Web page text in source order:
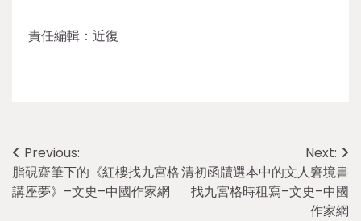
責任編輯：近復
Post
navigation
Previous:
脂硯齋筆下的《紅樓找九宮格
講座夢》–文史–中國作家網
Next:
清初函牘選本中的文人窘境書
找九宮格時租寫–文史–中國
作家網